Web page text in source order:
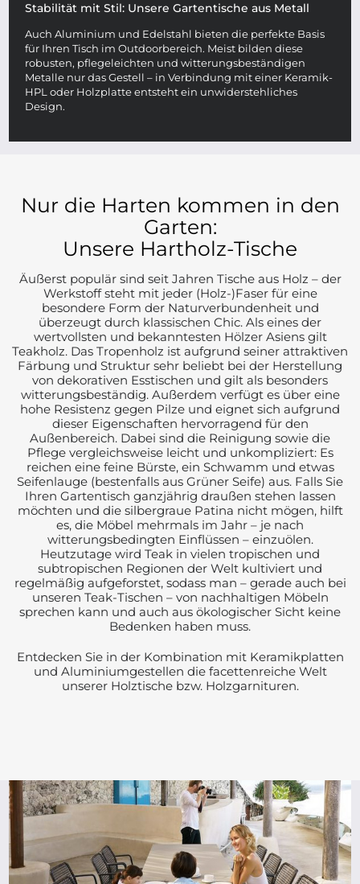
Stabilität mit Stil: Unsere Gartentische aus Metall
Auch Aluminium und Edelstahl bieten die perfekte Basis
für Ihren Tisch im Outdoorbereich. Meist bilden diese
robusten, pflegeleichten und witterungsbeständigen
Metalle nur das Gestell – in Verbindung mit einer Keramik-
HPL oder Holzplatte entsteht ein unwiderstehliches
Design.
Nur die Harten kommen in den
Garten:
Unsere Hartholz-Tische
Äußerst populär sind seit Jahren Tische aus Holz – der
Werkstoff steht mit jeder (Holz-)Faser für eine
besondere Form der Naturverbundenheit und
überzeugt durch klassischen Chic. Als eines der
wertvollsten und bekanntesten Hölzer Asiens gilt
Teakholz. Das Tropenholz ist aufgrund seiner attraktiven
Färbung und Struktur sehr beliebt bei der Herstellung
von dekorativen Esstischen und gilt als besonders
witterungsbeständig. Außerdem verfügt es über eine
hohe Resistenz gegen Pilze und eignet sich aufgrund
dieser Eigenschaften hervorragend für den
Außenbereich. Dabei sind die Reinigung sowie die
Pflege vergleichsweise leicht und unkompliziert: Es
reichen eine feine Bürste, ein Schwamm und etwas
Seifenlauge (bestenfalls aus Grüner Seife) aus. Falls Sie
Ihren Gartentisch ganzjährig draußen stehen lassen
möchten und die silbergraue Patina nicht mögen, hilft
es, die Möbel mehrmals im Jahr – je nach
witterungsbedingten Einflüssen – einzuölen.
Heutzutage wird Teak in vielen tropischen und
subtropischen Regionen der Welt kultiviert und
regelmäßig aufgeforstet, sodass man – gerade auch bei
unseren Teak-Tischen – von nachhaltigen Möbeln
sprechen kann und auch aus ökologischer Sicht keine
Bedenken haben muss.
Entdecken Sie in der Kombination mit Keramikplatten
und Aluminiumgestellen die facettenreiche Welt
unserer Holztische bzw. Holzgarnituren.